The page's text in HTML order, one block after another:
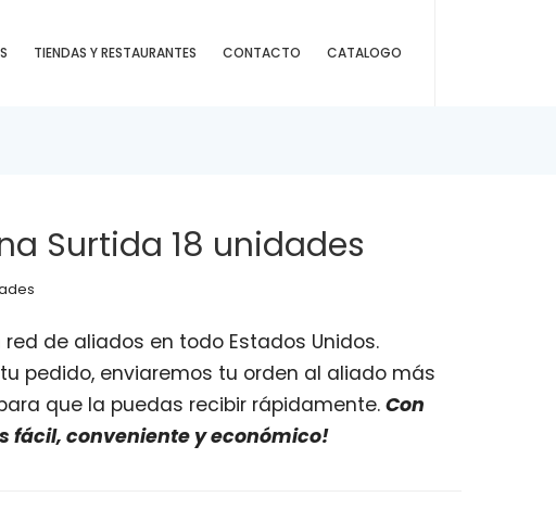
TIENDAS Y RESTAURANTES CONTACTO CATALOGO
Surtida 18 unidades
de aliados en todo Estados Unidos.
pedido, enviaremos tu orden al aliado más
que la puedas recibir rápidamente. Con
fácil, conveniente y económico!